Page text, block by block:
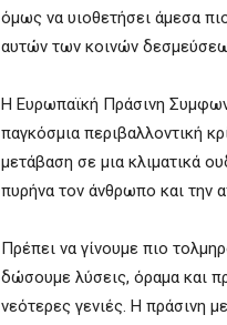
όμως να υιοθετήσει άμεσα
αυτών των κοινών
Η Ευρωπαϊκή Πράσινη
παγκόσμια περιβαλλοντική
μετάβαση σε μια κλιματικά
πυρήνα τον άνθρωπο και την
Πρέπει να γίνουμε πιο
δώσουμε λύσεις, όραμα και
νεότερες γενιές. Η πράσινη